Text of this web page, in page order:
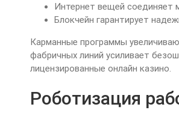
Интернет вещей соединяет
Блокчейн гарантирует
Карманные программы
фабричных линий усиливает
лицензированные онлайн казино.
Роботизация